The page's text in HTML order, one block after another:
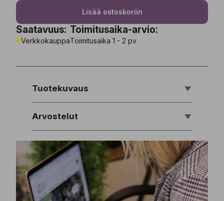
Lisää ostoskoriin
Saatavuus:
Verkkokauppa
Toimitusaika-arvio:
Toimitusaika 1 - 2 pv
Tuotekuvaus
Arvostelut